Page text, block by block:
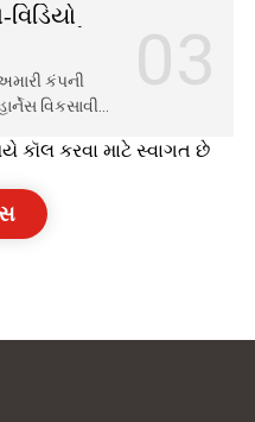
માટે
કંપની
વિકસાવી
03
કરવા માટે સ્વાગત છે